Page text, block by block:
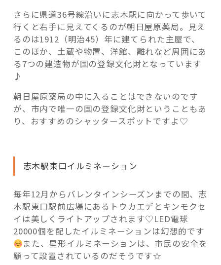
さらに県道36号線沿いに志木駅に向かって歩いて
行くと右手に見えてくるのが朝日屋原薬局。見え
るのは1912（明治45）年に建てられた主屋で、
このほか、土蔵や物置、洋館、離れなど周囲にあ
る7つの建造物が国の登録文化財となっています
♪
朝日屋原薬局の中に入ることはできないのです
が、市内で唯一の国の登録文化財ということもあ
り、おすすめのシャッタースポットですよ♡
志木駅東口イルミネーション
毎年12月からバレンタインシーズンまでの間、志
木駅東口駅前広場にあるトウカエデとキンモクセ
イは美しくライトアップされます♡LED電球
20000個を配したイルミネーションは幻想的です
また、星形イルミネーションは、市民の安全を
願って設置されているのだそうです☆